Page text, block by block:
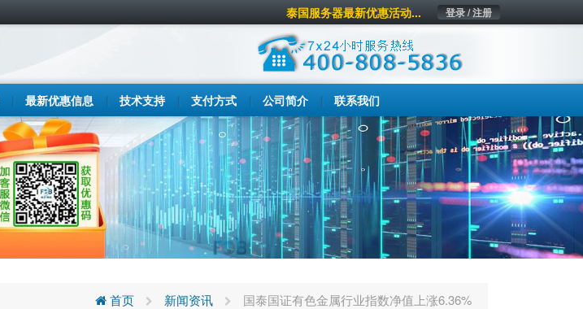
登录 / 注册
泰国服务器最新优惠活动...
最新优惠信息 技术支持 支付方式 公司简介 联系我们
首页 新闻资讯 国泰国证有色金属行业指数净值上涨6.36%